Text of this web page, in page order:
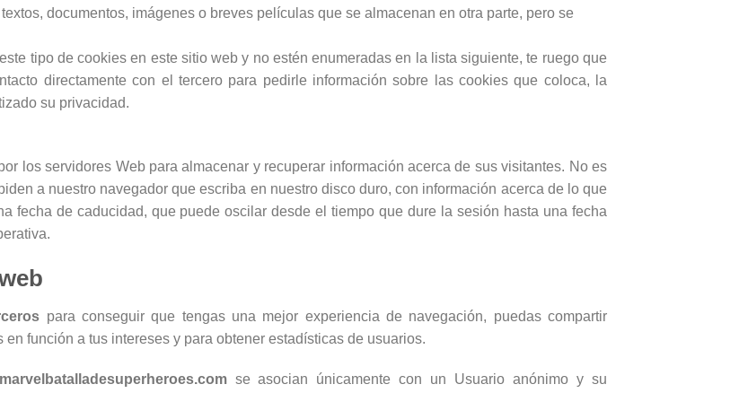
documentos, imágenes o breves películas que se almacenan en otra parte, pero se
tipo de cookies en este sitio web y no estén enumeradas en la lista siguiente, te ruego que
directamente con el tercero para pedirle información sobre las cookies que coloca, la
su privacidad.
los servidores Web para almacenar y recuperar información acerca de sus visitantes. No es
a nuestro navegador que escriba en nuestro disco duro, con información acerca de lo que
fecha de caducidad, que puede oscilar desde el tiempo que dure la sesión hasta una fecha
para conseguir que tengas una mejor experiencia de navegación, puedas compartir
función a tus intereses y para obtener estadísticas de usuarios.
se asocian únicamente con un Usuario anónimo y su